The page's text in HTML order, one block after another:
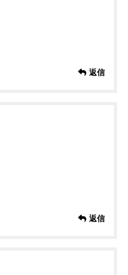
返信
返信